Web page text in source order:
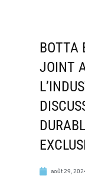
BOTTA
JOINT
août 29,